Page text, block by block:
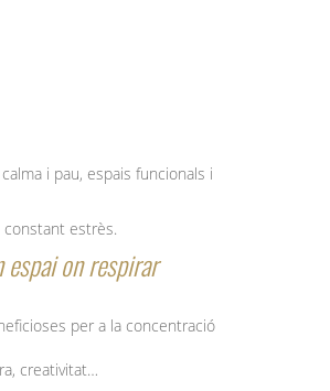
i pau, espais funcionals i
estrès.
espai on respirar
per a la concentració
creativitat…